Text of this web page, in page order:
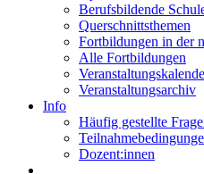
Berufsbildende
Querschnittsthemen
Fortbildungen in der
Alle Fortbildungen
Veranstaltungsarchiv
Info
Häufig gestellte
Dozent:innen